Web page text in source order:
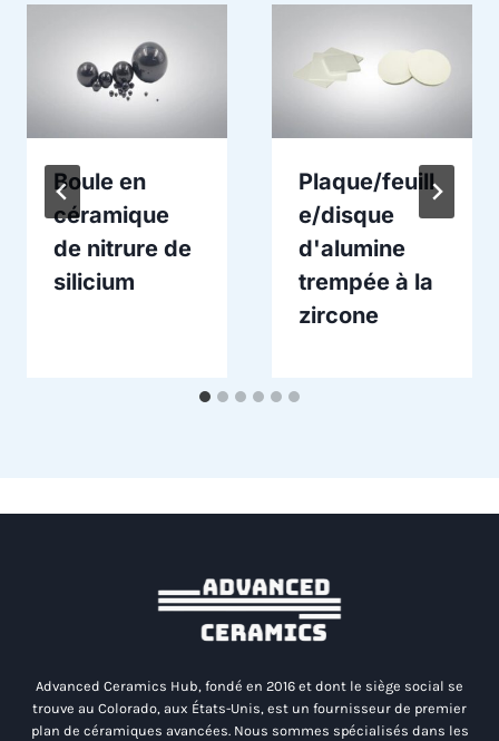
Boule en
céramique
de nitrure de
silicium
Plaque/feuill
e/disque
d'alumine
trempée à la
zircone
Advanced Ceramics Hub, fondé en 2016 et dont le siège social se
trouve au Colorado, aux États-Unis, est un fournisseur de premier
plan de céramiques avancées. Nous sommes spécialisés dans les